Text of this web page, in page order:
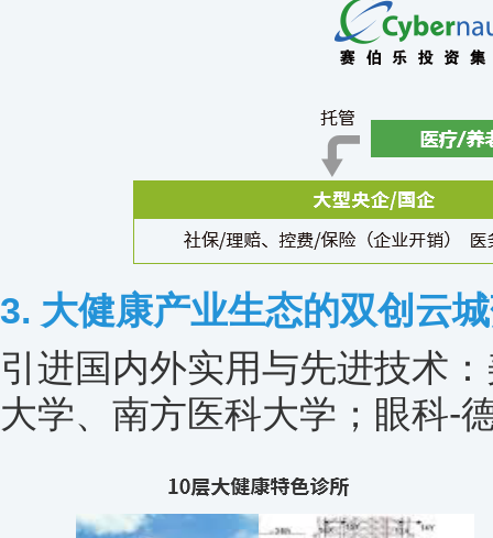
3. 大健康产业生态的双创云
引进国内外实用与先进技术
大学、南方医科大学；眼科-